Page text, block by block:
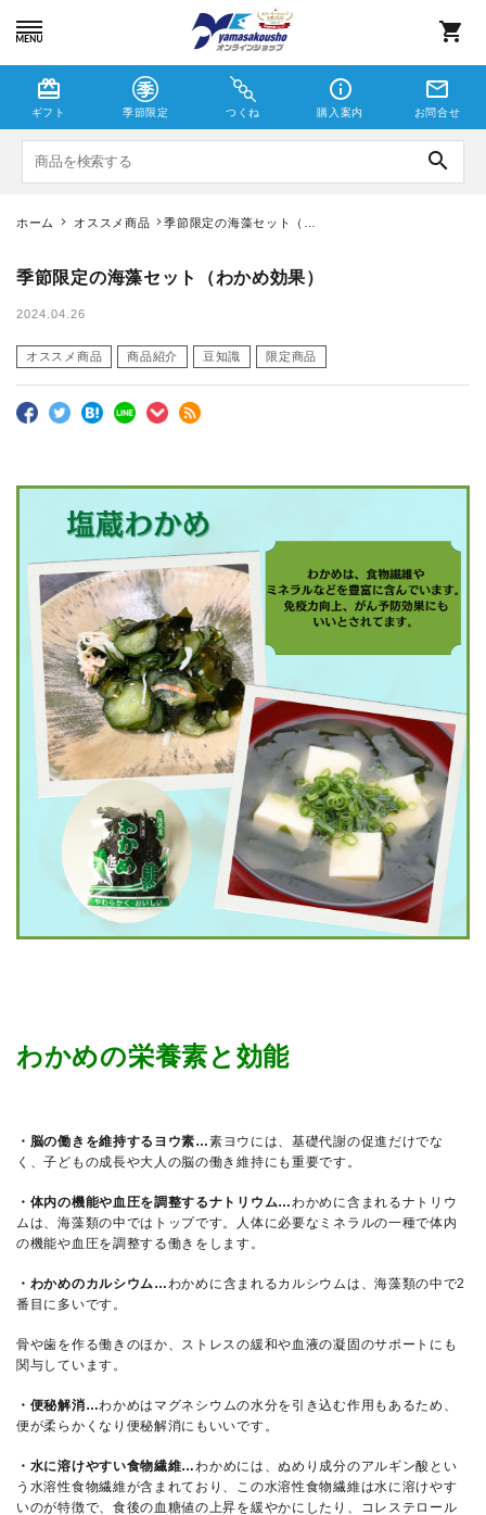
shopping_cart
card_giftcard
ギフト 季節限定 つくね
info_outline
購入案内
mail_outline
お問合せ
search
しゃこえび
季節限定
ホーム オススメ商品
季節限定の海藻セット（わ
季節限定の海藻セット（わかめ効果）
2024.04.26
オススメ商品 商品紹介 豆知識 限定商品
わかめの栄養素と効能
・脳の働きを維持するヨウ素…素ヨウには、基礎代謝の促進だけでな
く、子どもの成長や大人の脳の働き維持にも重要です。
・体内の機能や血圧を調整するナトリウム…わかめに含まれるナトリウ
ムは、海藻類の中ではトップです。人体に必要なミネラルの一種で体内
の機能や血圧を調整する働きをします。
・わかめのカルシウム…わかめに含まれるカルシウムは、海藻類の中で2
番目に多いです。
骨や歯を作る働きのほか、ストレスの緩和や血液の凝固のサポートにも
関与しています。
・便秘解消…わかめはマグネシウムの水分を引き込む作用もあるため、
便が柔らかくなり便秘解消にもいいです。
・水に溶けやすい食物繊維…わかめには、ぬめり成分のアルギン酸とい
う水溶性食物繊維が含まれており、この水溶性食物繊維は水に溶けやす
いのが特徴で、食後の血糖値の上昇を緩やかにしたり、コレステロール